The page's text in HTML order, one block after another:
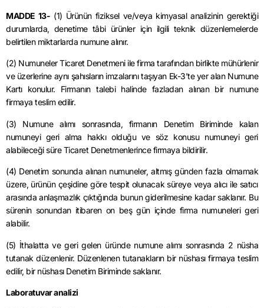
MADDE 13- (1) Ürünün fiziksel ve/veya kimyasal analizinin gerektiği
durumlarda, denetime tâbi ürünler için ilgili teknik düzenlemelerde
belirtilen miktarlarda numune alınır.
(2) Numuneler Ticaret Denetmeni ile firma tarafından birlikte mühürlenir
ve üzerlerine aynı şahısların imzalarını taşıyan Ek-3’te yer alan Numune
Kartı konulur. Firmanın talebi halinde fazladan alınan bir numune
firmaya teslim edilir.
(3) Numune alımı sonrasında, firmanın Denetim Biriminde kalan
numuneyi geri alma hakkı olduğu ve söz konusu numuneyi geri
alabileceği süre Ticaret Denetmenlerince firmaya bildirilir.
(4) Denetim sonunda alınan numuneler, altmış günden fazla olmamak
üzere, ürünün çeşidine göre tespit olunacak süreye veya alıcı ile satıcı
arasında anlaşmazlık çıktığında bunun giderilmesine kadar saklanır. Bu
sürenin sonundan itibaren on beş gün içinde firma numuneleri geri
alabilir.
(5) İthalatta ve geri gelen üründe numune alımı sonrasında 2 nüsha
tutanak düzenlenir. Düzenlenen tutanakların bir nüshası firmaya teslim
edilir, bir nüshası Denetim Biriminde saklanır.
Laboratuvar analizi